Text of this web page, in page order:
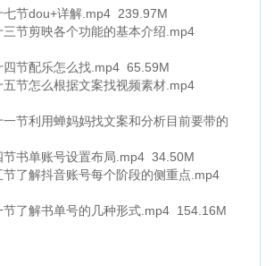
七节dou+详解.mp4 239.97M
节剪映各个功能的基本介绍.mp4
四节配乐怎么找.mp4 65.59M
节怎么根据文案找视频素材.mp4
节利用蝉妈妈找文案和分析目前要带的
书单账号设置布局.mp4 34.50M
了解抖音账号每个阶段的侧重点.mp4
了解书单号的几种形式.mp4 154.16M